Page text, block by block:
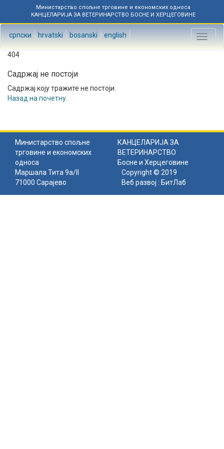
Министарство спољне трговине и економских односа
КАНЦЕЛАРИЈА ЗА ВЕТЕРИНАРСТВО БОСНЕ И ХЕРЦЕГОВИНЕ
српски hrvatski bosanski english
Toggle
404
Садржај не постоји
Садржај коју тражите не постоји.
Назад на почетну
Министарство спољне
трговине и економских
односа
КАНЦЕЛАРИЈА ЗА
ВЕТЕРИНАРСТВО
Босне и Херцеговине
Маршала Тита 9а/II
71000 Сарајево
Copyright © 2019
Веб развој : БитЛаб